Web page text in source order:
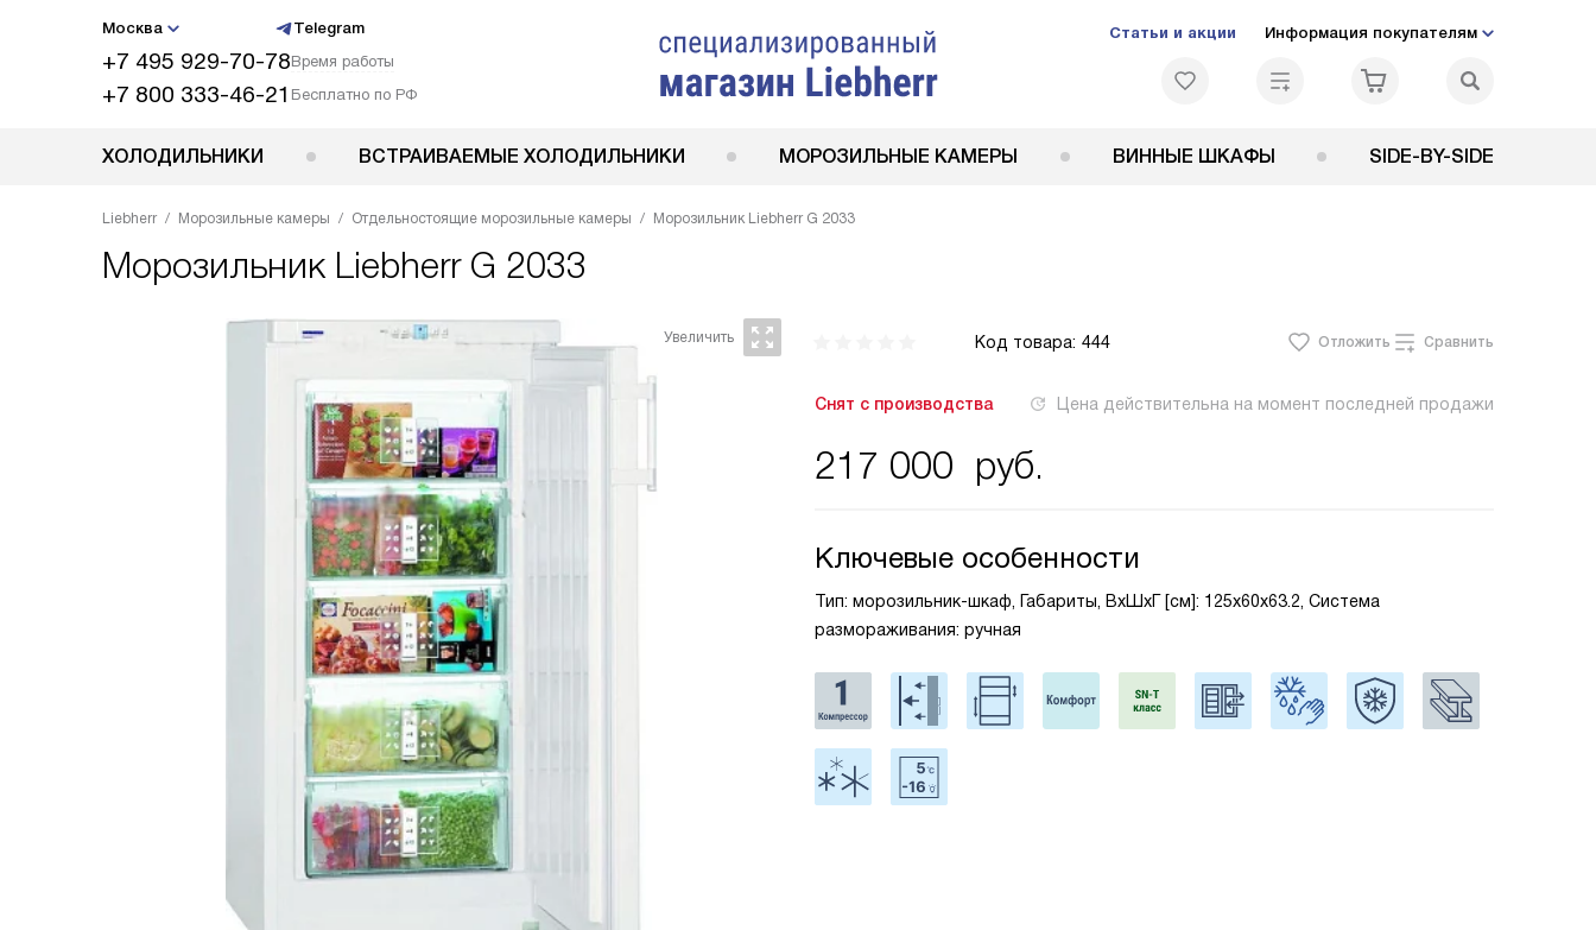
Москва Telegram
+7 495 929-70-78Время работы
+7 800 333-46-21 Бесплатно по РФ
Статьи и акции Информация покупателям
ХОЛОДИЛЬНИКИ ВСТРАИВАЕМЫЕ ХОЛОДИЛЬНИКИ МОРОЗИЛЬНЫЕ КАМЕРЫ ВИННЫЕ ШКАФЫ SIDE-BY-SIDE
Liebherr Морозильные камеры Отдельностоящие морозильные камеры Морозильник Liebherr G 2033
Морозильник Liebherr G 2033
Код товара: 444 Отложить Сравнить
Снят с производства Цена действительна на момент последней продажи
217 000 руб.
Ключевые особенности
Тип: морозильник-шкаф, Габариты, ВxШxГ [см]: 125x60x63.2, Система
размораживания: ручная